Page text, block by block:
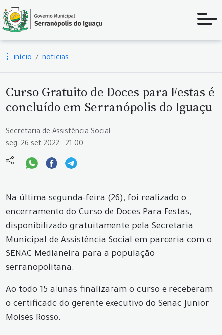
início notícias
Curso Gratuito de Doces para Festas é
concluído em Serranópolis do Iguaçu
Secretaria de Assistência Social
seg, 26 set 2022 - 21:00
Na última segunda-feira (26), foi realizado o
encerramento do Curso de Doces Para Festas,
disponibilizado gratuitamente pela Secretaria
Municipal de Assistência Social em parceria com o
SENAC Medianeira para a população
serranopolitana.
Ao todo 15 alunas finalizaram o curso e receberam
o certificado do gerente executivo do Senac Junior
Moisés Rosso.